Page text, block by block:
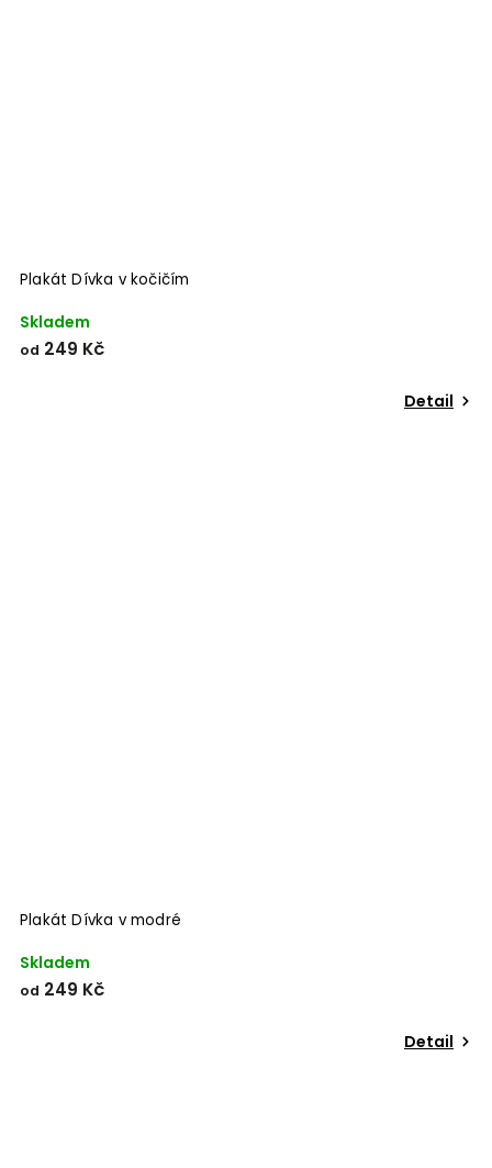
Plakát Dívka v kočičím
Skladem
od 249 Kč
Detail
Plakát Dívka v modré
Skladem
od 249 Kč
Detail